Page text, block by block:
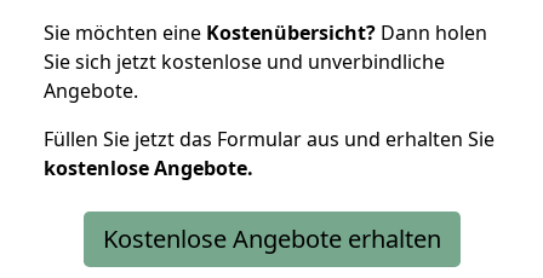
Sie möchten eine Kostenübersicht? Dann holen
Sie sich jetzt kostenlose und unverbindliche
Angebote.
Füllen Sie jetzt das Formular aus und erhalten Sie
kostenloseAngebote.
Kostenlose Angebote erhalten